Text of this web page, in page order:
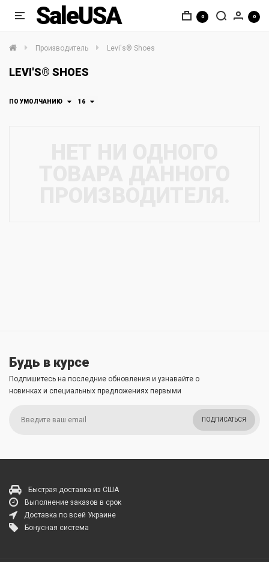
SaleUSA 0 0
Производитель Levi's® Shoes
LEVI'S® SHOES
ПО УМОЛЧАНИЮ 16
Будь в курсе
Подпишитесь на последние обновления и узнавайте о
новинках и специальных предложениях первыми
ПОДПИСАТЬСЯ
Быстрая доставка из США
Выполнение заказов в срок
Доставка по всей Украине
Бонусная система